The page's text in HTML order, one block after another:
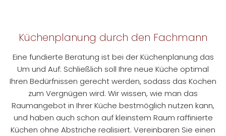
Küchenplanung durch den Fachmann
Eine fundierte Beratung ist bei der Küchenplanung das
Um und Auf: Schließlich soll Ihre neue Küche optimal
Ihren Bedürfnissen gerecht werden, sodass das Kochen
zum Vergnügen wird. Wir wissen, wie man das
Raumangebot in Ihrer Küche bestmöglich nutzen kann,
und haben auch schon auf kleinstem Raum raffinierte
Küchen ohne Abstriche realisiert. Vereinbaren Sie einen